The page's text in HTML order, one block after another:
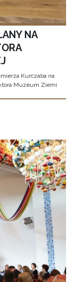
NA
Kurczaba na
Muzeum Ziemi